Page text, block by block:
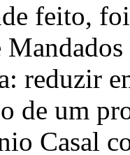
feito,
reduzir
de um
Casal